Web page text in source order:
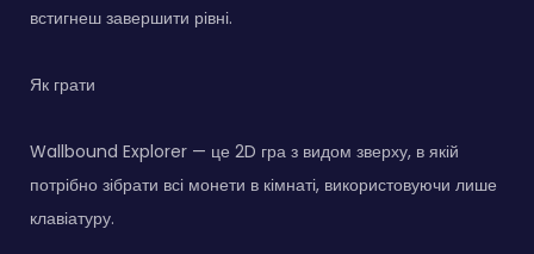
встигнеш завершити рівні.
Як грати
Wallbound Explorer — це 2D гра з видом зверху, в якій
потрібно зібрати всі монети в кімнаті, використовуючи лише
клавіатуру.